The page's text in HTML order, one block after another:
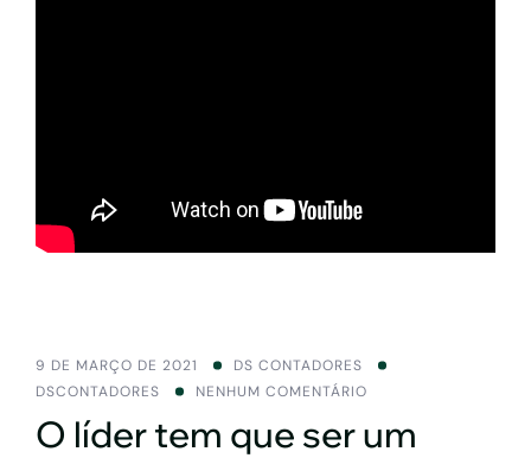
9 DE MARÇO DE 2021
DS CONTADORES
DSCONTADORES
NENHUM COMENTÁRIO
O líder tem que ser um